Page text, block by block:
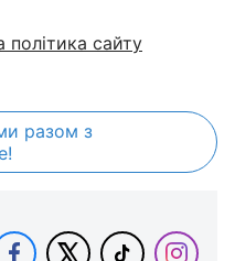
політика сайту
разом з